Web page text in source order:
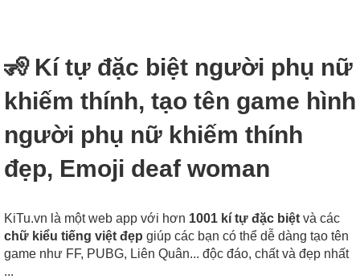
🧏‍ Kí tự đặc biệt người phụ nữ
khiếm thính, tạo tên game hình
người phụ nữ khiếm thính
đẹp, Emoji deaf woman
KiTu.vn là một web app với hơn 1001 kí tự đặc biệt và các
chữ kiểu tiếng việt đẹp giúp các bạn có thể dễ dàng tạo tên
game như FF, PUBG, Liên Quân... độc đáo, chất và đẹp nhất
...